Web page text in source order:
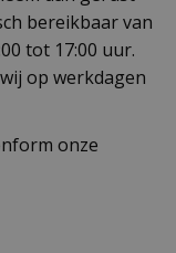
bereikbaar van
tot 17:00 uur.
op werkdagen
onze